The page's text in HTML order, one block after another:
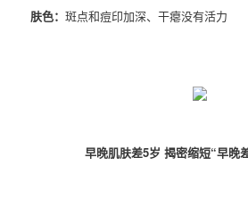
肤色：斑点和痘印加深、干瘪没有活力
早晚肌肤差5岁 揭密缩短“早晚